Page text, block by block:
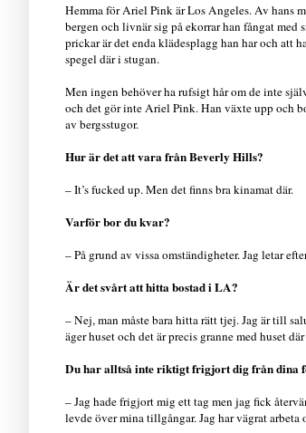
Hemma för Ariel Pink är Los Angeles. Av hans
bergen och livnär sig på ekorrar han fångat med
prickar är det enda klädesplagg han har och att
spegel där i stugan.
Men ingen behöver ha rufsigt hår om de inte
och det gör inte Ariel Pink. Han växte upp och
av bergsstugor.
Hur är det att vara från Beverly Hills?
– It’s fucked up. Men det finns bra kinamat där.
Varför bor du kvar?
– På grund av vissa omständigheter. Jag letar
Är det svårt att hitta bostad i LA?
– Nej, man måste bara hitta rätt tjej. Jag är till
äger huset och det är precis granne med huset
Du har alltså inte riktigt frigjort dig från dina
– Jag hade frigjort mig ett tag men jag fick
levde över mina tillgångar. Jag har vägrat